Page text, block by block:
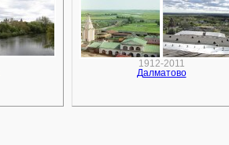
1912-2011
Далматово